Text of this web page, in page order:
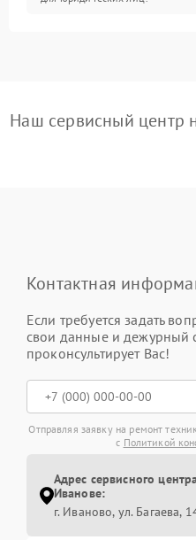
Наш сервисный центр
Контактная
Если требуется задать
свои данные и дежурный
проконсультирует Вас!
Отправляя заявку на ремонт
с Политикой
Адрес сервисного
Иванове:
г. Иваново, ул. Багаева,